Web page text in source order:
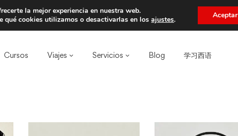
y llevaos un total de 75€ de descuento.
Cursos Viajes Servicios Blog 学习西语​
la mejor experiencia en nuestra web.
qué cookies utilizamos o desactivarlas en losajustes. Aceptar